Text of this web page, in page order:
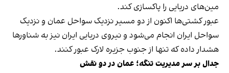
مین‌های دریایی را پاکسازی کند.
عبور کشتی‌ها اکنون از دو مسیر نزدیک سواحل عمان و نزدیک
سواحل ایران انجام می‌شود و نیروی دریایی ایران نیز به شناورها
هشدار داده که تنها از جنوب جزیره لارک عبور کنند.
جدال بر سر مدیریت تنگه؛ عمان در دو نقش